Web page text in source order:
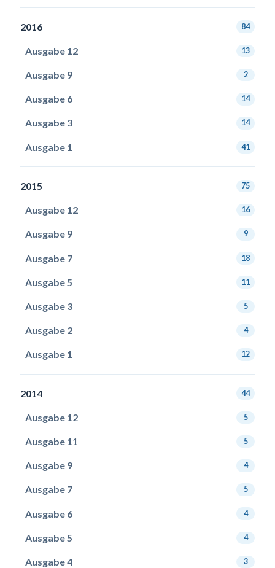
2016 84
Ausgabe 12 13
Ausgabe 9 2
Ausgabe 6 14
Ausgabe 3 14
Ausgabe 1 41
2015 75
Ausgabe 12 16
Ausgabe 9 9
Ausgabe 7 18
Ausgabe 5 11
Ausgabe 3 5
Ausgabe 2 4
Ausgabe 1 12
2014 44
Ausgabe 12 5
Ausgabe 11 5
Ausgabe 9 4
Ausgabe 7 5
Ausgabe 6 4
Ausgabe 5 4
Ausgabe 4 3